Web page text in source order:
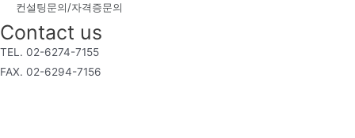
컨설팅문의/자격증문의
Contact us
TEL. 02-6274-7155
FAX. 02-6294-7156